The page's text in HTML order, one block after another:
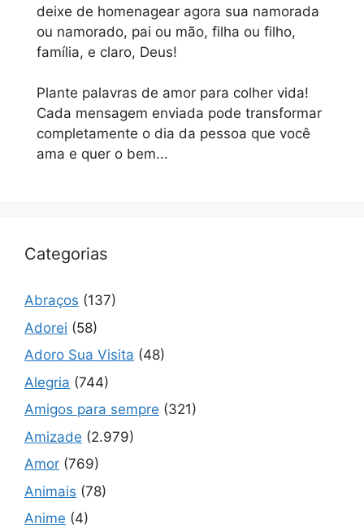
deixe de homenagear agora sua namorada
ou namorado, pai ou mão, filha ou filho,
família, e claro, Deus!
Plante palavras de amor para colher vida!
Cada mensagem enviada pode transformar
completamente o dia da pessoa que você
ama e quer o bem...
Categorias
Abraços (137)
Adorei (58)
Adoro Sua Visita (48)
Alegria (744)
Amigos para sempre (321)
Amizade (2.979)
Amor (769)
Animais (78)
Anime (4)